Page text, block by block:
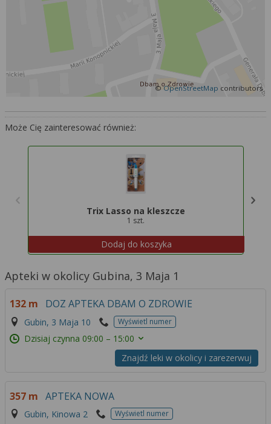
©OpenStreetMap contributors
Może Cię zainteresować również:
Trix Lasso na kleszcze
1 szt.
Dodaj do koszyka
Apteki w okolicy Gubina, 3 Maja 1
132 m DOZ APTEKA DBAM O ZDROWIE
Gubin, 3 Maja 10 Wyświetl numer
Dzisiaj czynna 09:00 – 15:00
Znajdź leki w okolicy i zarezerwuj
357 m APTEKA NOWA
Gubin, Kinowa 2 Wyświetl numer
Więcej informacji na temat wykorzystywania
narzędzi zewnętrznych w naszym serwisie
znajdziesz w
Regulaminie Serwisu